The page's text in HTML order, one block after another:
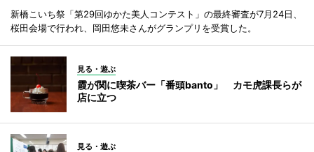
新橋こいち祭「第29回ゆかた美人コンテスト」の最終審査が7月24日、
桜田会場で行われ、岡田悠未さんがグランプリを受賞した。
見る・遊ぶ
霞が関に喫茶バー「番頭banto」 カモ虎課長らが
店に立つ
見る・遊ぶ